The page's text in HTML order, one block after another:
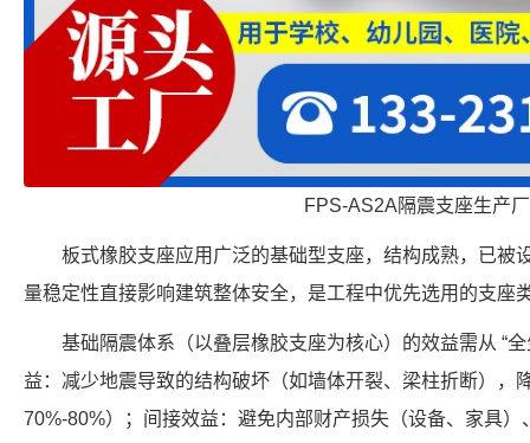
FPS-AS2A隔震支座生产
板式橡胶支座应用广泛的基础型支座，结构成熟，已被
量稳定性直接影响建筑整体安全，是工程中优先选用的支座
基础隔震体系（以叠层橡胶支座为核心）的效益需从 “
益：减少地震导致的结构破坏（如墙体开裂、梁柱折断），
70%-80%）；间接效益：避免内部财产损失（设备、家具